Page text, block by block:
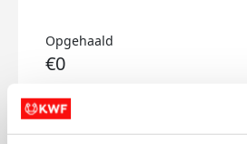
Opgehaald
€0
Doneer